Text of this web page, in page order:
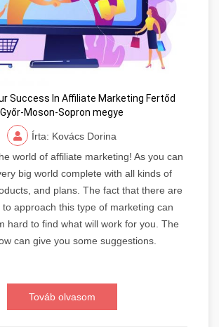
Success In Affiliate Marketing Fertőd
Győr-Moson-Sopron megye
Írta: Kovács Dorina
world of affiliate marketing! As you can
big world complete with all kinds of
and plans. The fact that there are
to approach this type of marketing can
hard to find what will work for you. The
can give you some suggestions.
Továb olvasom